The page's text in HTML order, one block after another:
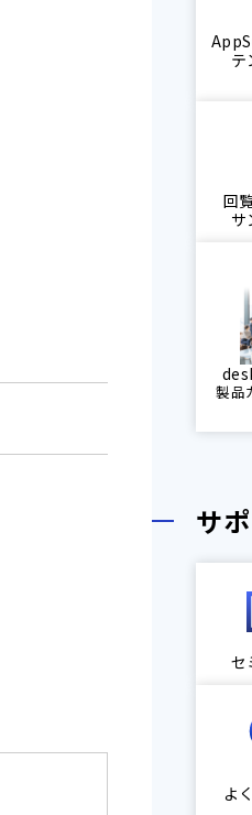
テ
回
サ
製品
サ
セ
よ